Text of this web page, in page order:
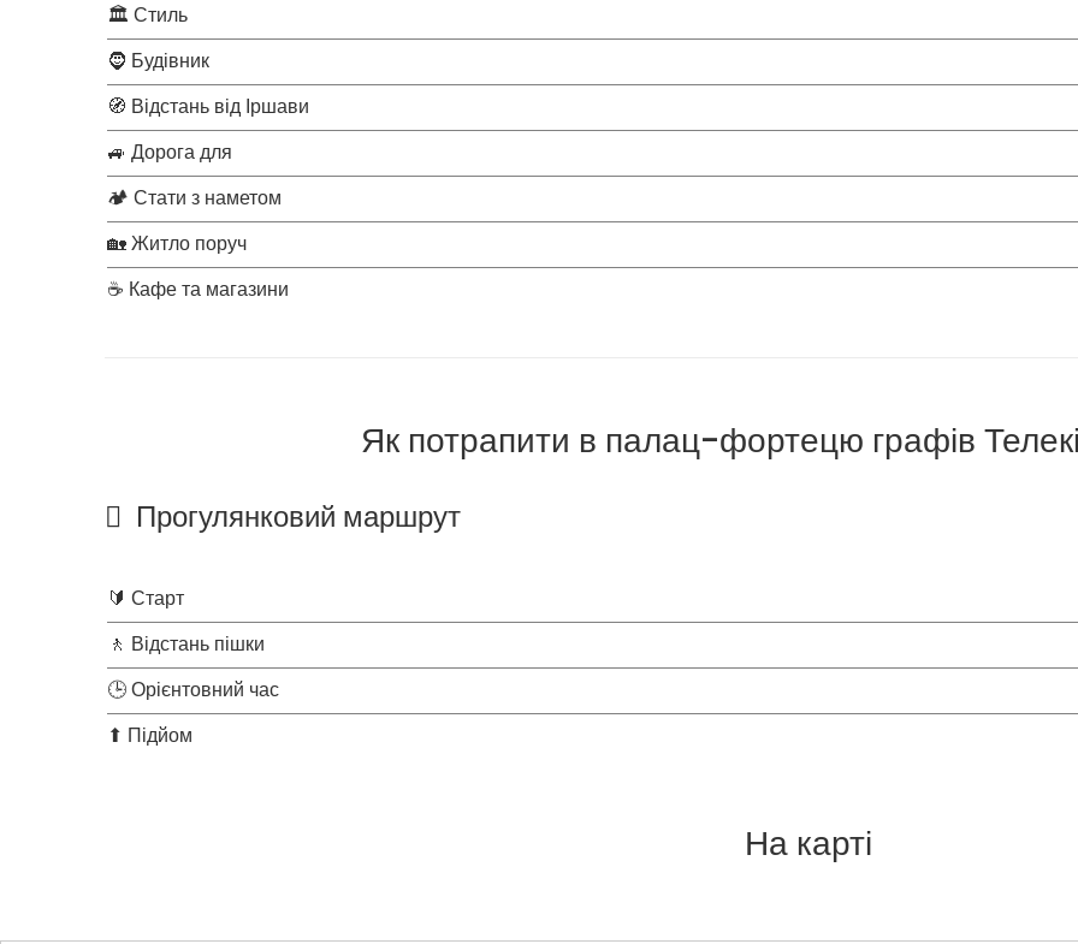
🏛 Стиль
🧔 Будівник
🧭 Відстань від Іршави
🚙 Дорога для
🏕 Стати з наметом
🏡 Житло поруч
☕ Кафе та магазини
Як потрапити в палац-фортецю графів
Прогулянковий маршрут
🔰 Старт
🚶 Відстань пішки
🕒 Орієнтовний час
⬆ Підйом
На карті